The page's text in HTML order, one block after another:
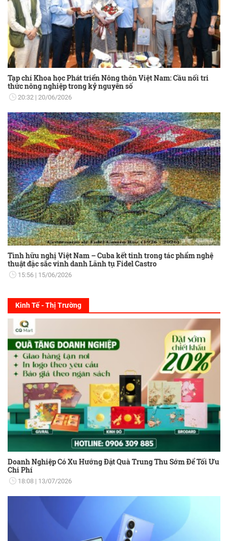
Tạp chí Khoa học Phát triển Nông thôn Việt Nam: Cầu nối tri
thức nông nghiệp trong kỷ nguyên số
20:32 20/06/2026
Tình hữu nghị Việt Nam – Cuba kết tinh trong tác phẩm nghệ
thuật đặc sắc vinh danh Lãnh tụ Fidel Castro
15:56 15/06/2026
Kinh Tế - Thị Trường
Doanh Nghiệp Có Xu Hướng Đặt Quà Trung Thu Sớm Để Tối Ưu
Chi Phí
18:08 13/07/2026